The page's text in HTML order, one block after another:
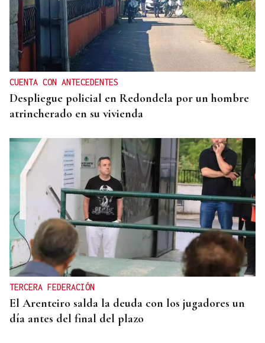
CUENTA CON ANTECEDENTES
Despliegue policial en Redondela por un hombre
atrincherado en su vivienda
TERCERA FEDERACIÓN
El Arenteiro salda la deuda con los jugadores un
día antes del final del plazo